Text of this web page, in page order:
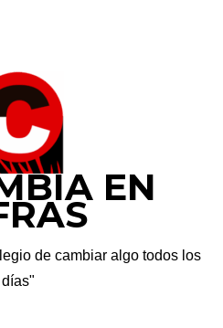
EN
de cambiar algo todos los
días"